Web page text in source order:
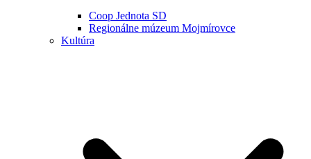
Coop Jednota SD
Regionálne múzeum Mojmírovce
Kultúra